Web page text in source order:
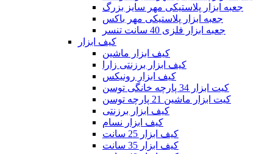
جعبه ابزار پلاستیکی مهر سایز بزرگ
جعبه ابزار پلاستیکی مهر باکس
جعبه ابزار فلزی 40 سانت تنسر
کیف ابزار
کیف ابزار ماشین
کیف ابزار برزنتی زارا
کیف ابزار رونیکس
کیت ابزار 34 پارچه خانگی توسن
کیت ابزار ماشین 21 پارچه توسن
کیف ابزار برزنتی
کیف ابزار نسام
کیف ابزار 25 سانت
کیف ابزار 35 سانت